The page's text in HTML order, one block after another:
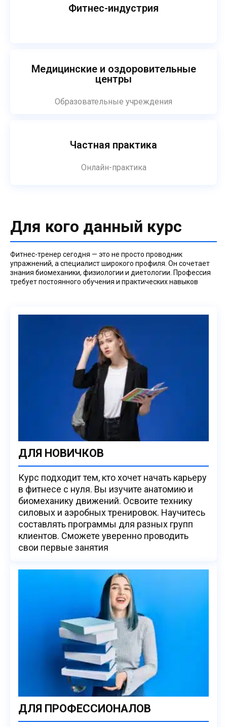
Фитнес-индустрия
Медицинские и оздоровительные
центры
Образовательные учреждения
Частная практика
Онлайн-практика
Для кого данный курс
Фитнес-тренер сегодня — это не просто проводник
упражнений, а специалист широкого профиля. Он сочетает
знания биомеханики, физиологии и диетологии. Профессия
требует постоянного обучения и практических навыков
ДЛЯ НОВИЧКОВ
Курс подходит тем, кто хочет начать карьеру
в фитнесе с нуля. Вы изучите анатомию и
биомеханику движений. Освоите технику
силовых и аэробных тренировок. Научитесь
составлять программы для разных групп
клиентов. Сможете уверенно проводить
свои первые занятия
ДЛЯ ПРОФЕССИОНАЛОВ